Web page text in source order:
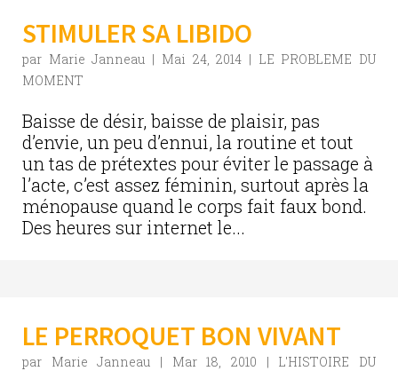
STIMULER SA LIBIDO
par Marie Janneau | Mai 24, 2014 | LE PROBLEME DU
MOMENT
Baisse de désir, baisse de plaisir, pas
d’envie, un peu d’ennui, la routine et tout
un tas de prétextes pour éviter le passage à
l’acte, c’est assez féminin, surtout après la
ménopause quand le corps fait faux bond.
Des heures sur internet le...
LE PERROQUET BON VIVANT
par Marie Janneau | Mar 18, 2010 | L'HISTOIRE DU